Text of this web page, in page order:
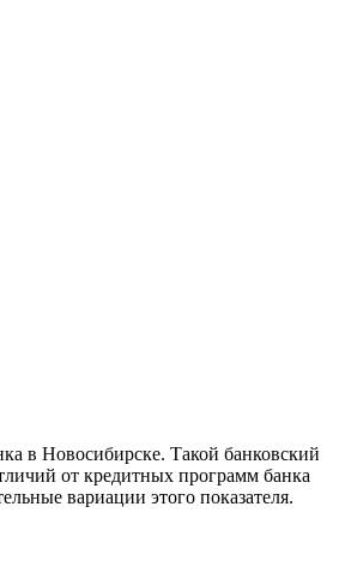
в Новосибирске. Такой банковский
от кредитных программ банка
вариации этого показателя.